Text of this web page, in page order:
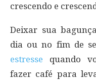
crescendo e
Deixar sua
dia ou no fim de
estresse quando
fazer café para